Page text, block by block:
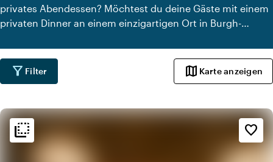
privates Abendessen? Möchtest du deine Gäste mit einem
privaten Dinner an einem einzigartigen Ort in Burgh-
schnell und einfach alle Locations in Burgh-Haamstede, an
denen du in aller Ruhe dinieren kannst. Schau dir alle
privaten Dining-Locations für ein köstliches privates Dinner
filter_alt Filter map Karte anzeigen
flip_to_back favorite_border
flip_to_back Ambiente und Ästhetik
style
Hotel Chic